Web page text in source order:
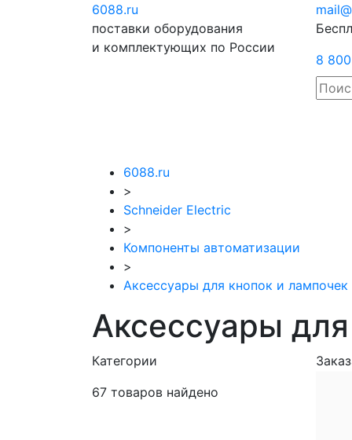
6088.ru
поставки оборудования
и комплектующих по России
8
6088.ru
>
Schneider Electric
>
Компоненты автоматизации
>
Аксессуары для кнопок и лампочек
Аксессуары
Категории
67 товаров найдено
Отправить